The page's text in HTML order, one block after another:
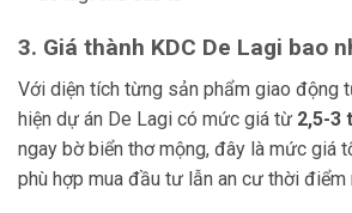
3. Giá thành KDC De Lagi bao
Với diện tích từng sản phẩm giao động
hiện dự án De Lagi có mức giá từ 2,5-3
ngay bờ biển thơ mộng, đây là mức giá
phù hợp mua đầu tư lẫn an cư thời điểm